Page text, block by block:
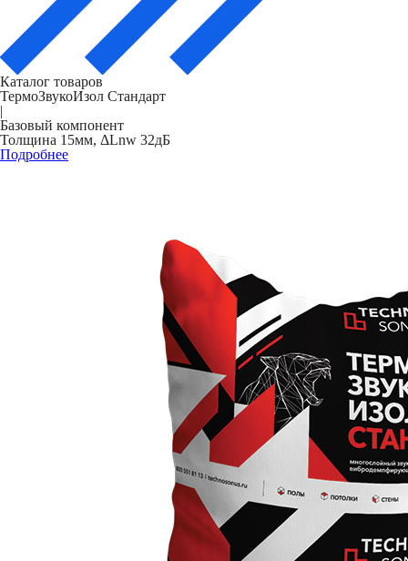
Каталог товаров
ТермоЗвукоИзол Стандарт
|
Базовый компонент
Толщина 15мм, ΔLnw 32дБ
Подробнее